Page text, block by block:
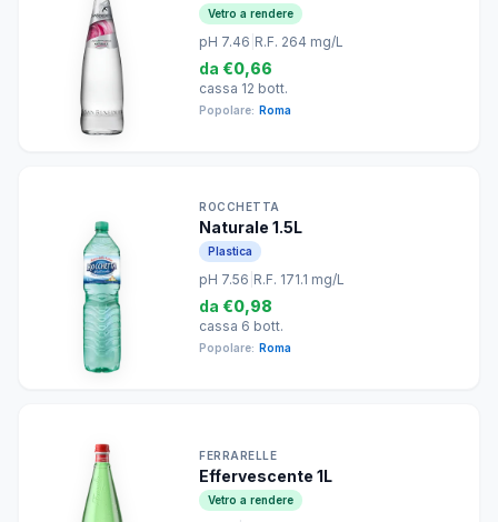
Vetro a rendere
pH 7.46 R.F. 264 mg/L
da €0,66
cassa 12 bott.
Popolare: Roma
ROCCHETTA
Naturale 1.5L
Plastica
pH 7.56 R.F. 171.1 mg/L
da €0,98
cassa 6 bott.
Popolare: Roma
FERRARELLE
Effervescente 1L
Vetro a rendere